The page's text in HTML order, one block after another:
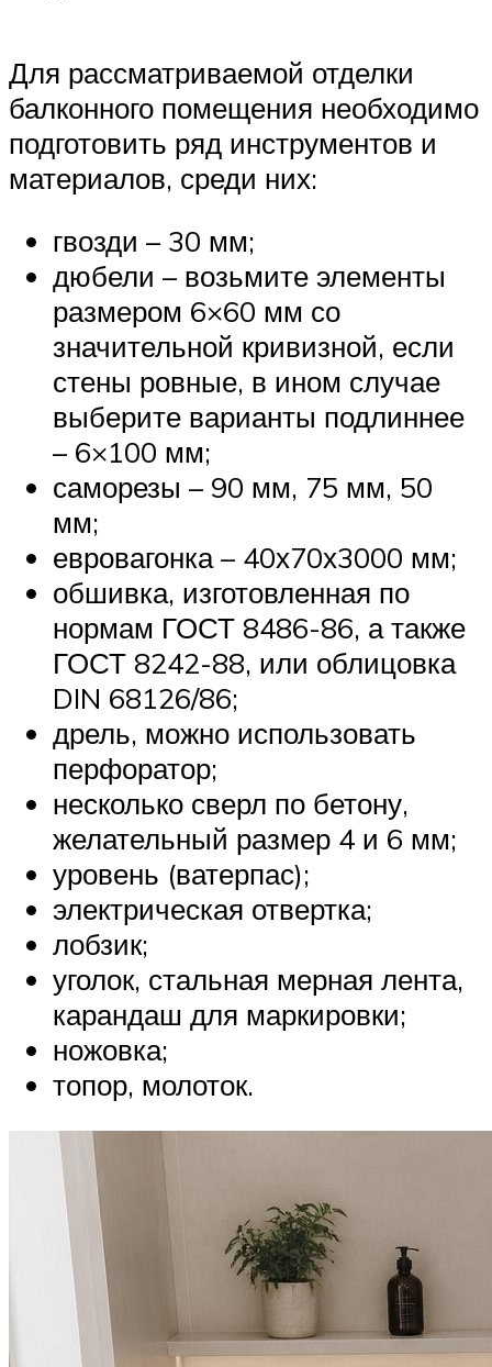
Для рассматриваемой отделки
балконного помещения необходимо
подготовить ряд инструментов и
материалов, среди них:
гвозди – 30 мм;
дюбели – возьмите элементы
размером 6×60 мм со
значительной кривизной, если
стены ровные, в ином случае
выберите варианты подлиннее
– 6×100 мм;
саморезы – 90 мм, 75 мм, 50
мм;
евровагонка – 40х70х3000 мм;
обшивка, изготовленная по
нормам ГОСТ 8486-86, а также
ГОСТ 8242-88, или облицовка
DIN 68126/86;
дрель, можно использовать
перфоратор;
несколько сверл по бетону,
желательный размер 4 и 6 мм;
уровень (ватерпас);
электрическая отвертка;
лобзик;
уголок, стальная мерная лента,
карандаш для маркировки;
ножовка;
топор, молоток.